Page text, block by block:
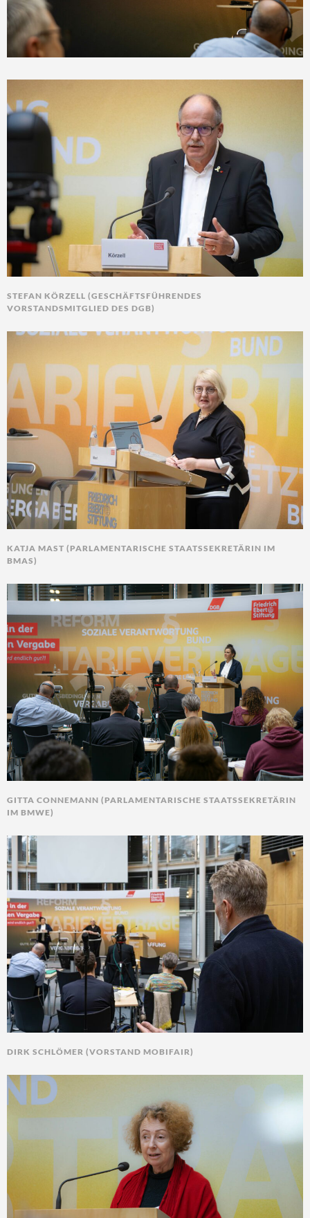
STEFAN KÖRZELL (GESCHÄFTSFÜHRENDES
VORSTANDSMITGLIED DES DGB)
KATJA MAST (PARLAMENTARISCHE STAATSSEKRETÄRIN IM
BMAS)
GITTA CONNEMANN (PARLAMENTARISCHE STAATSSEKRETÄRIN
IM BMWE)
DIRK SCHLÖMER (VORSTAND MOBIFAIR)